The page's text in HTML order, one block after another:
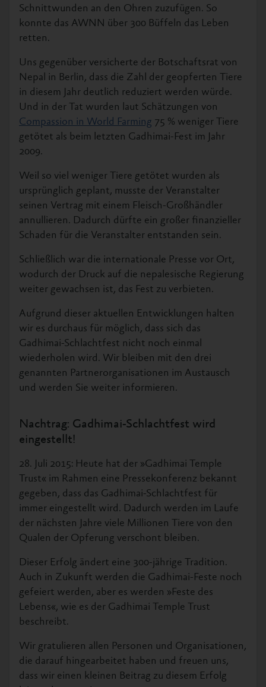
Schnittwunden an den Ohren zuzufügen. So
konnte das AWNN über 300 Büffeln das Leben
retten.
Uns gegenüber versicherte der Botschaftsrat von
Nepal in Berlin, dass die Zahl der geopferten Tiere
in diesem Jahr deutlich reduziert werden würde.
Und in der Tat wurden laut Schätzungen von
Compassion in World Farming 75 % weniger Tiere
getötet als beim letzten Gadhimai-Fest im Jahr
2009.
Weil so viel weniger Tiere getötet wurden als
ursprünglich geplant, musste der Veranstalter
seinen Vertrag mit einem Fleisch-Großhändler
annullieren. Dadurch dürfte ein großer finanzieller
Schaden für die Veranstalter entstanden sein.
Schließlich war die internationale Presse vor Ort,
wodurch der Druck auf die nepalesische Regierung
weiter gewachsen ist, das Fest zu verbieten.
Aufgrund dieser aktuellen Entwicklungen halten
wir es durchaus für möglich, dass sich das
Gadhimai-Schlachtfest nicht noch einmal
wiederholen wird. Wir bleiben mit den drei
genannten Partnerorganisationen im Austausch
und werden Sie weiter informieren.
Nachtrag: Gadhimai-Schlachtfest wird
eingestellt!
28. Juli 2015: Heute hat der »Gadhimai Temple
Trust« im Rahmen eine Pressekonferenz bekannt
gegeben, dass das Gadhimai-Schlachtfest für
immer eingestellt wird. Dadurch werden im Laufe
der nächsten Jahre viele Millionen Tiere von den
Qualen der Opferung verschont bleiben.
Dieser Erfolg ändert eine 300-jährige Tradition.
Auch in Zukunft werden die Gadhimai-Feste noch
gefeiert werden, aber es werden »Feste des
Lebens«, wie es der Gadhimai Temple Trust
beschreibt.
Wir gratulieren allen Personen und Organisationen,
die darauf hingearbeitet haben und freuen uns,
dass wir einen kleinen Beitrag zu diesem Erfolg